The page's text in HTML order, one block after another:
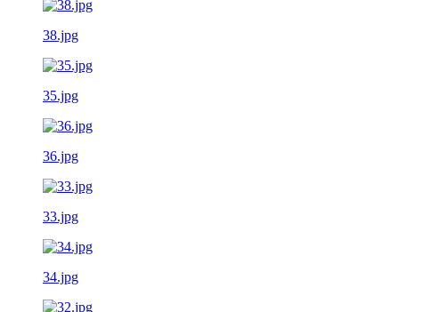
38.jpg
35.jpg
36.jpg
33.jpg
34.jpg